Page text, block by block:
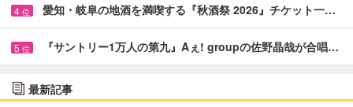
4 位 愛知・岐阜の地酒を満喫する『秋酒祭 2026』チケット一…
5 位 『サントリー1万人の第九』Aぇ! groupの佐野晶哉が合唱…
最新記事